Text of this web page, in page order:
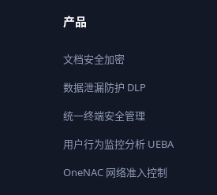
产品
文档安全加密
数据泄漏防护 DLP
统一终端安全管理
用户行为监控分析 UEBA
OneNAC 网络准入控制